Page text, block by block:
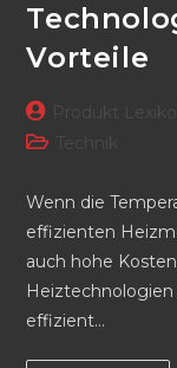
Vorteile
Beitrags-
Autor:
Produkt Lexikon
Beitrags-
Wenn die
effizienten
auch hohe
effizient…